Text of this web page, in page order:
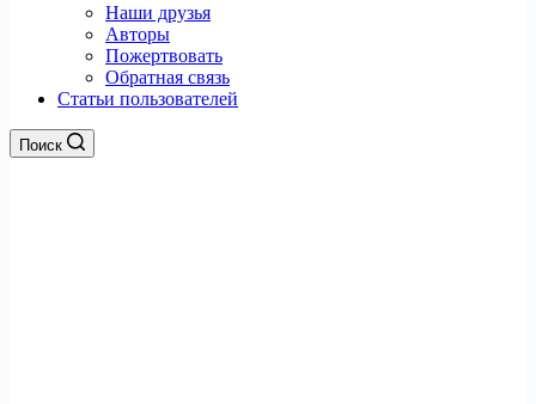
Наши друзья
Авторы
Пожертвовать
Обратная связь
Статьи пользователей
Поиск